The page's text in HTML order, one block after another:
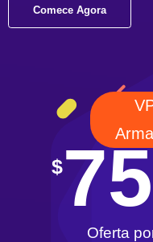
Comece Agora
$
Oferta